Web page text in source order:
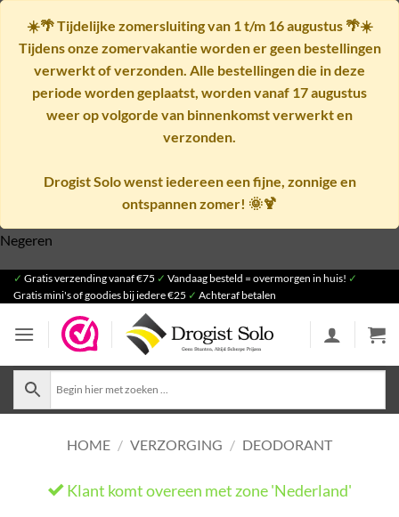
☀️🌴Tijdelijke zomersluiting van 1 t/m 16 augustus🌴☀️
Tijdens onze zomervakantie worden er geen bestellingen
verwerkt of verzonden. Alle bestellingen die in deze
periode worden geplaatst, worden vanaf 17 augustus
weer op volgorde van binnenkomst verwerkt en
verzonden.
Drogist Solo wenst iedereen een fijne, zonnige en
ontspannen zomer! 🌞🍹
Negeren
Ga
naar
✓ Gratis verzending vanaf €75 ✓ Vandaag besteld = overmorgen in huis! ✓
Gratis mini's of goodies bij iedere €25 ✓ Achteraf betalen
HOME / VERZORGING / DEODORANT
Klant komt overeen met zone 'Nederland'